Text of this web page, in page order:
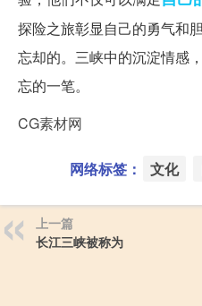
探险之旅彰显自己的勇气和
忘却的。三峡中的沉淀情感
忘的一笔。
CG素材网
网络标签： 文化
上一篇
长江三峡被称为